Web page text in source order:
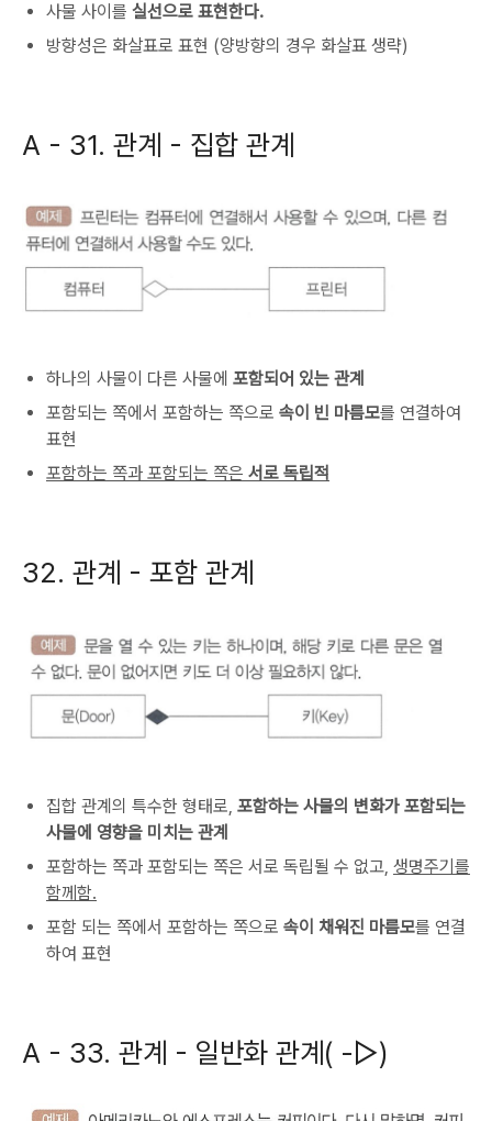
사물 사이를 실선으로 표현한다.
방향성은 화살표로 표현 (양방향의 경우 화살표 생략)
A - 31. 관계 - 집합 관계
하나의 사물이 다른 사물에 포함되어 있는 관계
포함되는 쪽에서 포함하는 쪽으로 속이 빈 마름모를 연결하여
표현
포함하는 쪽과 포함되는 쪽은 서로 독립적
32. 관계 - 포함 관계
집합 관계의 특수한 형태로, 포함하는 사물의 변화가 포함되는
사물에 영향을 미치는 관계
포함하는 쪽과 포함되는 쪽은 서로 독립될 수 없고, 생명주기를
함께함.
포함 되는 쪽에서 포함하는 쪽으로 속이 채워진 마름모를 연결
하여 표현
A - 33. 관계 - 일반화 관계( -▷)